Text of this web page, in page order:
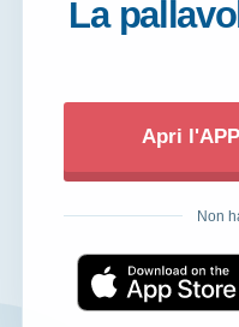
La
Apri
Non